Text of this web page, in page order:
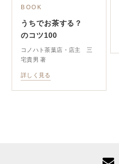
BOOK
うちでお茶する？
のコツ100
コノハト茶葉店・店主 三
宅貴男 著
詳しく見る